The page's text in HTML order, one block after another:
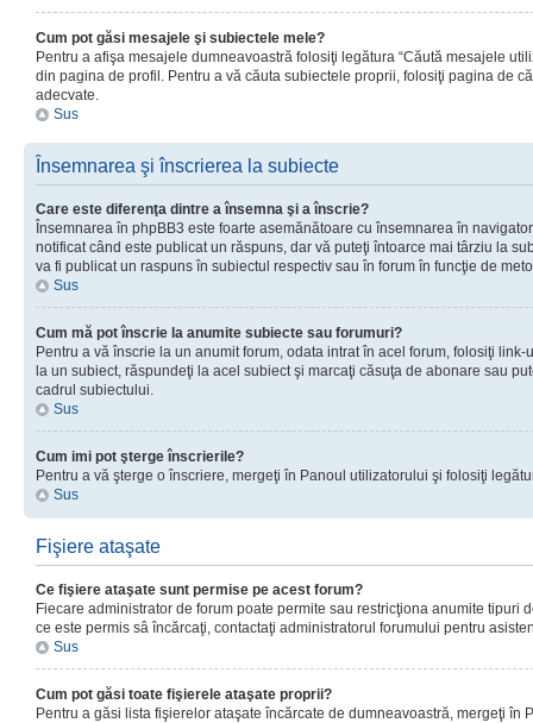
Cum pot găsi mesajele şi subiectele mele?
Pentru a afişa mesajele dumneavoastră folosiţi legătura “Căută mesajele
din pagina de profil. Pentru a vă căuta subiectele proprii, folosiţi pagina de
adecvate.
Sus
Însemnarea şi înscrierea la subiecte
Care este diferenţa dintre a însemna şi a înscrie?
Însemnarea în phpBB3 este foarte asemănătoare cu însemnarea în
notificat când este publicat un răspuns, dar vă puteţi întoarce mai târziu la
va fi publicat un raspuns în subiectul respectiv sau în forum în funcţie de
Sus
Cum mă pot înscrie la anumite subiecte sau forumuri?
Pentru a vă înscrie la un anumit forum, odata intrat în acel forum, folosiţi
la un subiect, răspundeţi la acel subiect şi marcaţi căsuţa de abonare sau
cadrul subiectului.
Sus
Cum imi pot şterge înscrierile?
Pentru a vă şterge o înscriere, mergeţi în Panoul utilizatorului şi folosiţi
Sus
Fişiere ataşate
Ce fişiere ataşate sunt permise pe acest forum?
Fiecare administrator de forum poate permite sau restricţiona anumite tipuri
ce este permis sâ încărcaţi, contactaţi administratorul forumului pentru
Sus
Cum pot găsi toate fişierele ataşate proprii?
Pentru a găsi lista fişierelor ataşate încărcate de dumneavoastră, mergeţi în